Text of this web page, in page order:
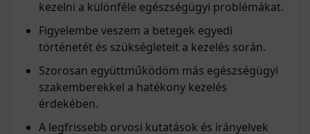
kezelni a különféle egészségügyi problémákat.
Figyelembe veszem a betegek egyedi
történetét és szükségleteit a kezelés során.
Szorosan együttműködöm más egészségügyi
szakemberekkel a hatékony kezelés
érdekében.
A legfrissebb orvosi kutatások és irányelvek